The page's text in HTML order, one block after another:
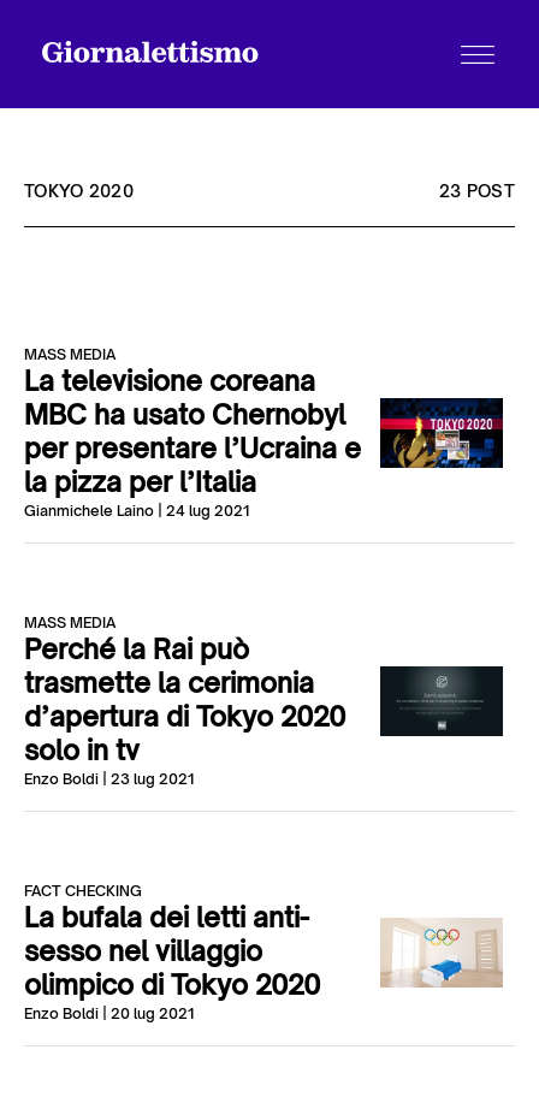
Chi siamo
Contatti
TOKYO 2020 23 POST
MASS MEDIA
La televisione coreana
MBC ha usato Chernobyl
per presentare l’Ucraina e
la pizza per l’Italia
Gianmichele Laino | 24 lug 2021
MASS MEDIA
Perché la Rai può
trasmette la cerimonia
d’apertura di Tokyo 2020
solo in tv
Enzo Boldi | 23 lug 2021
FACT CHECKING
La bufala dei letti anti-
sesso nel villaggio
olimpico di Tokyo 2020
Enzo Boldi | 20 lug 2021